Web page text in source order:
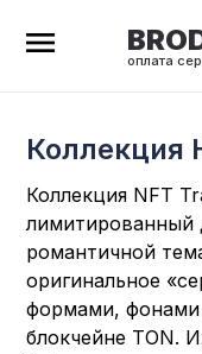
оплата
Коллекция
Коллекция NFT
лимитированный
романтичной
оригинальное
формами,
блокчейне TON.